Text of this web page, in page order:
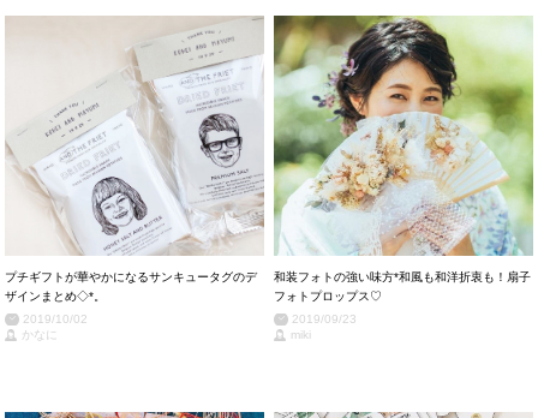
プチギフトが華やかになるサンキュータグのデ
ザインまとめ◇*。
2019/10/02
かなに
和装フォトの強い味方*和風も和洋折衷も！扇子
フォトプロップス♡
2019/09/23
miki